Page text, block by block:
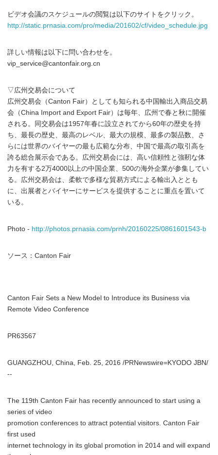
ビデオ会議のスケジュールの閲覧は以下のサイトをクリック。
http://static.prnasia.com/pro/media/201602/cf/video_schedule.jpg
詳しい情報は以下に問い合わせを。
vip_service@cantonfair.org.cn
▽広州交易会について
広州交易会（Canton Fair）としても知られる中国輸出入商品交易
会（China Import and Export Fair）は毎年、広州で春と秋に開催
される。同交易会は1957年春に設立されてから60年の歴史を持
ち、最長の歴史、最高のレベル、最大の規模、最多の製品数、さ
らには世界のバイヤーの最も広範な分布、中国で最高の取引高を
誇る総合展示会である。広州交易会には、高い信頼性と強靭な体
力を有する2万4000以上の中国企業、500の海外企業が参集してい
る。広州交易会は、柔軟で多様な貿易方式による輸出入ととも
に、出展者とバイヤーにサービスを提供することに重点を置いて
いる。
Photo - http://photos.prnasia.com/prnh/20160225/0861601543-b
ソース：Canton Fair
Canton Fair Sets a New Model to Introduce its Business via
Remote Video Conference
PR63567
GUANGZHOU, China, Feb. 25, 2016 /PRNewswire=KYODO JBN/
--
The 119th Canton Fair has recently announced to start using a
series of video
promotion conferences to attract potential visitors. Canton Fair
first used
internet technology in its global promotion in 2014 and will expand